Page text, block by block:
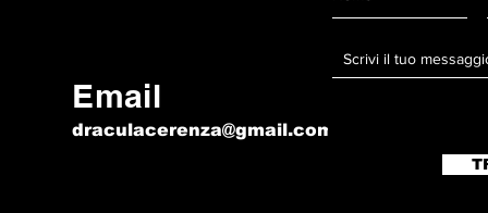
Email
draculacerenza@gmail.com